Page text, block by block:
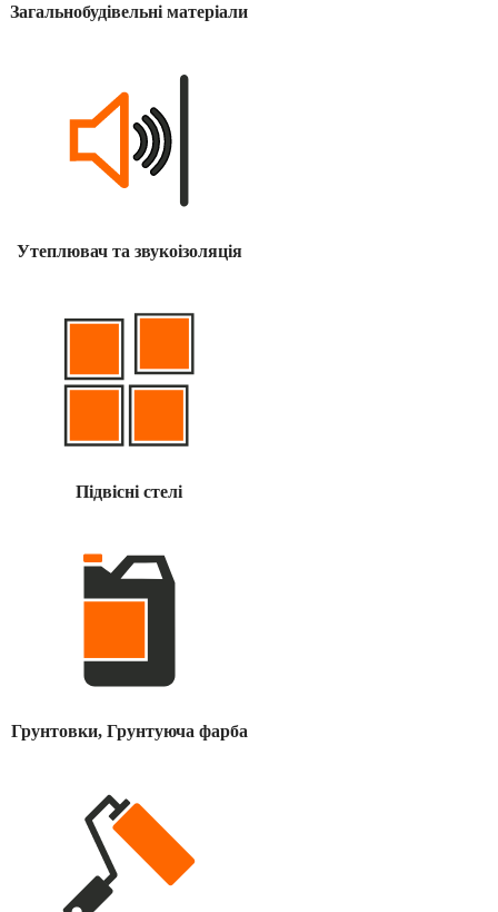
Загальнобудівельні матеріали
Утеплювач та звукоізоляція
Підвісні стелі
Грунтовки, Грунтуюча фарба